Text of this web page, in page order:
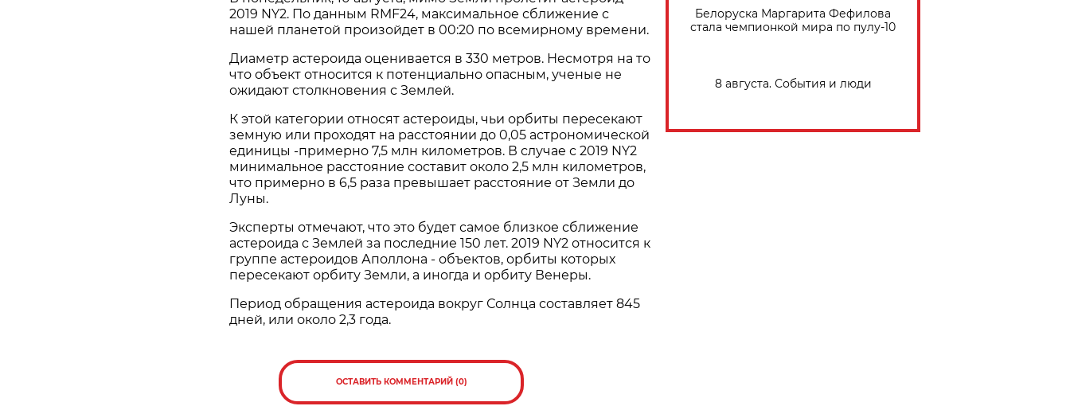
2019 NY2. По данным RMF24, максимальное сближение с
нашей планетой произойдет в 00:20 по всемирному времени.
Диаметр астероида оценивается в 330 метров. Несмотря на то
что объект относится к потенциально опасным, ученые не
ожидают столкновения с Землей.
К этой категории относят астероиды, чьи орбиты пересекают
земную или проходят на расстоянии до 0,05 астрономической
единицы -примерно 7,5 млн километров. В случае с 2019 NY2
минимальное расстояние составит около 2,5 млн километров,
что примерно в 6,5 раза превышает расстояние от Земли до
Луны.
Эксперты отмечают, что это будет самое близкое сближение
астероида с Землей за последние 150 лет. 2019 NY2 относится к
группе астероидов Аполлона - объектов, орбиты которых
пересекают орбиту Земли, а иногда и орбиту Венеры.
Период обращения астероида вокруг Солнца составляет 845
дней, или около 2,3 года.
ОСТАВИТЬ КОММЕНТАРИЙ (0)
Белоруска Маргарита Фефилова
стала чемпионкой мира по пулу-10
8 августа. События и люди